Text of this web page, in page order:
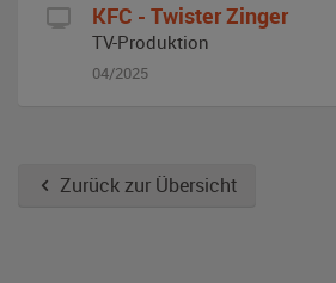
KFC - Twister Zinger
TV-Produktion
04/2025
Zurück zur Übersicht